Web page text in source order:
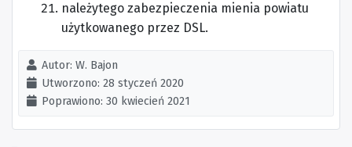
należytego zabezpieczenia mienia powiatu
użytkowanego przez DSL.
Autor: W. Bajon
Utworzono: 28 styczeń 2020
Poprawiono: 30 kwiecień 2021